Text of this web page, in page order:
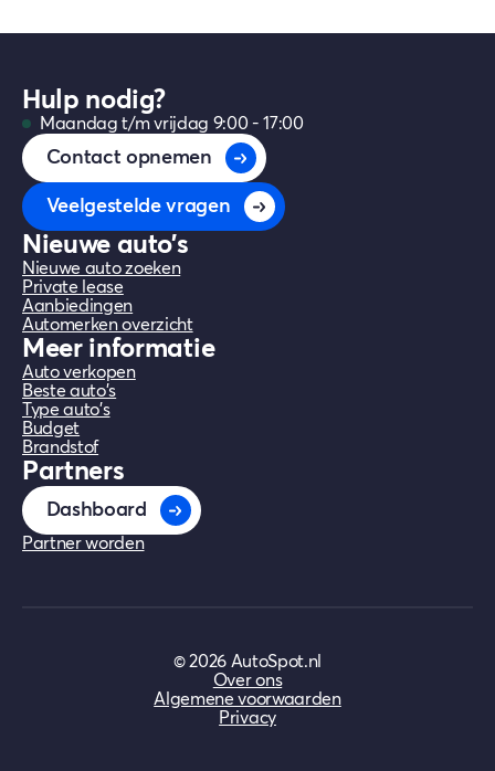
Hulp nodig?
Maandag t/m vrijdag 9:00 - 17:00
Contact opnemen
Veelgestelde vragen
Nieuwe auto's
Nieuwe auto zoeken
Private lease
Aanbiedingen
Automerken overzicht
Meer informatie
Auto verkopen
Beste auto's
Type auto's
Budget
Brandstof
Partners
Dashboard
Partner worden
©2026AutoSpot.nl
Over ons
Algemene voorwaarden
Privacy